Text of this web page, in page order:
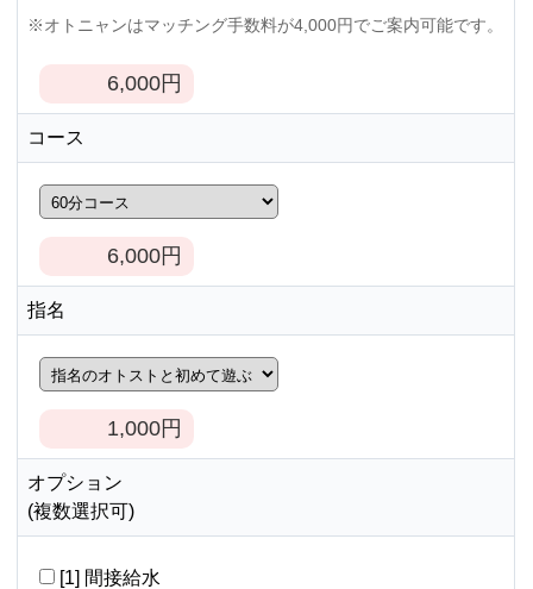
※オトニャンはマッチング手数料が4,000円でご案内可能です。
6,000円
コース
6,000円
指名
1,000円
オプション
(複数選択可)
[1] 間接給水